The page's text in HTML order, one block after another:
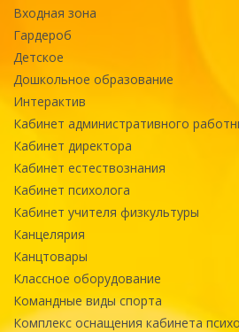
Входная зона
Гардероб
Детское
Дошкольное образование
Интерактив
Кабинет административного
Кабинет директора
Кабинет естествознания
Кабинет психолога
Кабинет учителя физкультуры
Канцелярия
Канцтовары
Классное оборудование
Командные виды спорта
Комплекс оснащения кабинета